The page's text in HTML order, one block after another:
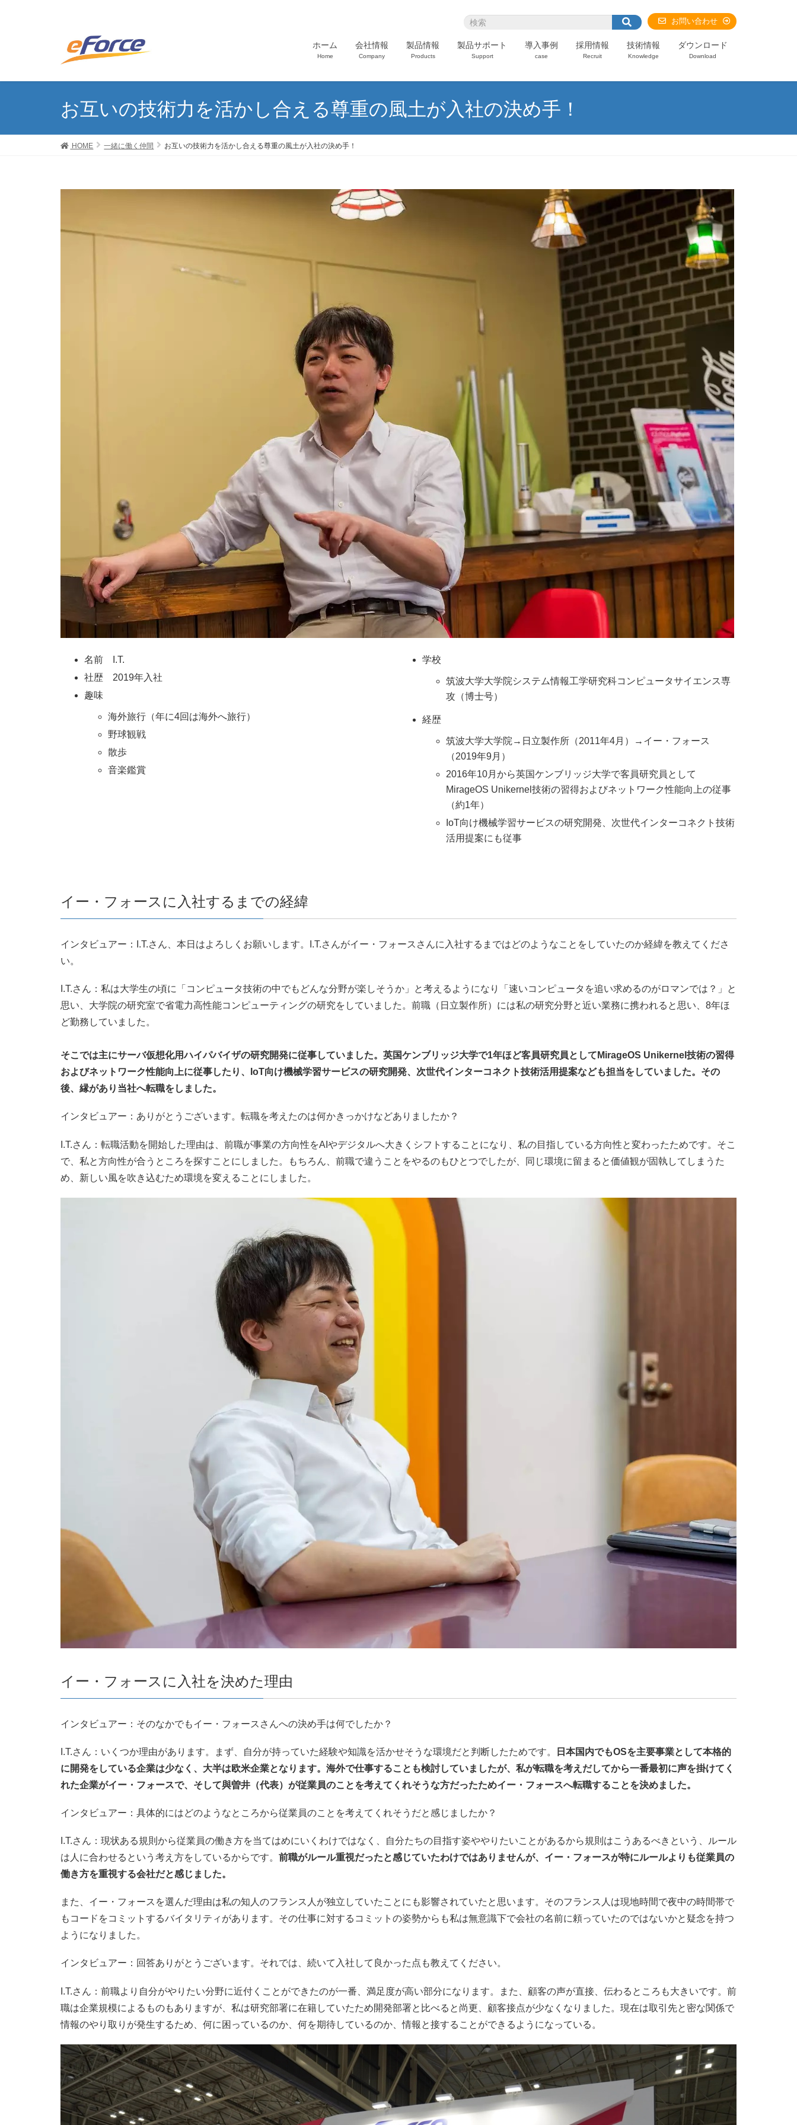
お問い合わせ
ホーム
Home
会社情報
Company
製品情報
Products
製品サポート
Support
導入事例
case
採用情報
Recruit
技術情報
Knowledge
ダウンロード
Download
お互いの技術力を活かし合える尊重の風土が入社の決め手！
HOME 一緒に働く仲間 お互いの技術力を活かし合える尊重の風土が入社の決め手！
名前 I.T.
社歴 2019年入社
趣味
海外旅行（年に4回は海外へ旅行）
野球観戦
散歩
音楽鑑賞
学校
筑波大学大学院システム情報工学研究科コンピュータサイエンス専
攻（博士号）
経歴
筑波大学大学院→日立製作所（2011年4月）→イー・フォース
（2019年9月）
2016年10月から英国ケンブリッジ大学で客員研究員として
MirageOS Unikernel技術の習得およびネットワーク性能向上の従事
（約1年）
IoT向け機械学習サービスの研究開発、次世代インターコネクト技術
活用提案にも従事
イー・フォースに入社するまでの経緯
インタビュアー：I.T.さん、本日はよろしくお願いします。I.T.さんがイー・フォースさんに入社するまではどのようなことをしていたのか経緯を教えてくださ
い。
I.T.さん：私は大学生の頃に「コンピュータ技術の中でもどんな分野が楽しそうか」と考えるようになり「速いコンピュータを追い求めるのがロマンでは？」と
思い、大学院の研究室で省電力高性能コンピューティングの研究をしていました。前職（日立製作所）には私の研究分野と近い業務に携われると思い、8年ほ
ど勤務していました。
そこでは主にサーバ仮想化用ハイパバイザの研究開発に従事していました。英国ケンブリッジ大学で1年ほど客員研究員としてMirageOS Unikernel技術の習得
およびネットワーク性能向上に従事したり、IoT向け機械学習サービスの研究開発、次世代インターコネクト技術活用提案なども担当をしていました。その
後、縁があり当社へ転職をしました。
インタビュアー：ありがとうございます。転職を考えたのは何かきっかけなどありましたか？
I.T.さん：転職活動を開始した理由は、前職が事業の方向性をAIやデジタルへ大きくシフトすることになり、私の目指している方向性と変わったためです。そこ
で、私と方向性が合うところを探すことにしました。もちろん、前職で違うことをやるのもひとつでしたが、同じ環境に留まると価値観が固執してしまうた
め、新しい風を吹き込むため環境を変えることにしました。
イー・フォースに入社を決めた理由
インタビュアー：そのなかでもイー・フォースさんへの決め手は何でしたか？
I.T.さん：いくつか理由があります。まず、自分が持っていた経験や知識を活かせそうな環境だと判断したためです。
日本国内でもOSを主要事業として本格的
に開発をしている企業は少なく、大半は欧米企業となります。海外で仕事することも検討していましたが、私が転職を考えだしてから一番最初に声を掛けてく
れた企業がイー・フォースで、そして與曽井（代表）が従業員のことを考えてくれそうな方だったためイー・フォースへ転職することを決めました。
インタビュアー：具体的にはどのようなところから従業員のことを考えてくれそうだと感じましたか？
I.T.さん：現状ある規則から従業員の働き方を当てはめにいくわけではなく、自分たちの目指す姿ややりたいことがあるから規則はこうあるべきという、ルール
は人に合わせるという考え方をしているからです。 前職がルール重視だったと感じていたわけではありませんが、イー・フォースが特にルールよりも従業員の
働き方を重視する会社だと感じました。
また、イー・フォースを選んだ理由は私の知人のフランス人が独立していたことにも影響されていたと思います。そのフランス人は現地時間で夜中の時間帯で
もコードをコミットするバイタリティがあります。その仕事に対するコミットの姿勢からも私は無意識下で会社の名前に頼っていたのではないかと疑念を持つ
ようになりました。
インタビュアー：回答ありがとうございます。それでは、続いて入社して良かった点も教えてください。
I.T.さん：前職より自分がやりたい分野に近付くことができたのが一番、満足度が高い部分になります。また、顧客の声が直接、伝わるところも大きいです。前
職は企業規模によるものもありますが、私は研究部署に在籍していたため開発部署と比べると尚更、顧客接点が少なくなりました。現在は取引先と密な関係で
情報のやり取りが発生するため、何に困っているのか、何を期待しているのか、情報と接することができるようになっている。